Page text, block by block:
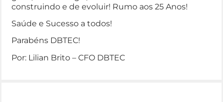
construindo e de evoluir! Rumo aos 25 Anos!
Saúde e Sucesso a todos!
Parabéns DBTEC!
Por: Lilian Brito – CFO DBTEC